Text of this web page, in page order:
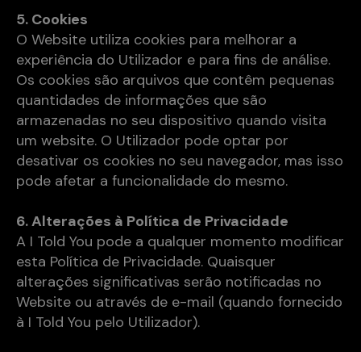
5. Cookies
O Website utiliza cookies para melhorar a
experiência do Utilizador e para fins de análise.
Os cookies são arquivos que contêm pequenas
quantidades de informações que são
armazenadas no seu dispositivo quando visita
um website. O Utilizador pode optar por
desativar os cookies no seu navegador, mas isso
pode afetar a funcionalidade do mesmo.
6. Alterações à Política de Privacidade
A I Told You pode a qualquer momento modificar
esta Política de Privacidade. Quaisquer
alterações significativas serão notificadas no
Website ou através de e-mail (quando fornecido
à I Told You pelo Utilizador).